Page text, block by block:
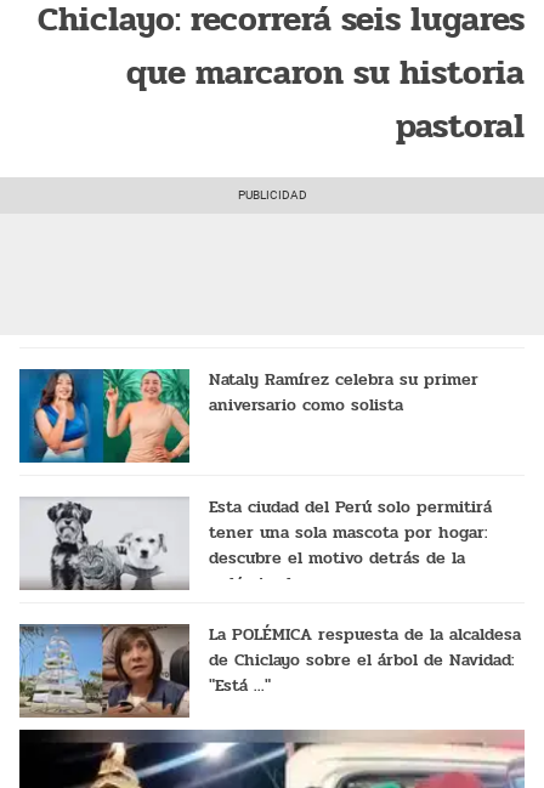
Chiclayo: recorrerá seis lugares
que marcaron su historia
pastoral
Nataly Ramírez celebra su primer
aniversario como solista
Esta ciudad del Perú solo permitirá
tener una sola mascota por hogar:
descubre el motivo detrás de la
polémica ley
La POLÉMICA respuesta de la alcaldesa
de Chiclayo sobre el árbol de Navidad:
"Está ..."